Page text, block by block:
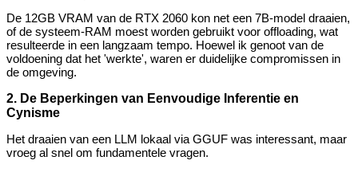
De 12GB VRAM van de RTX 2060 kon net een 7B-model draaien,
of de systeem-RAM moest worden gebruikt voor offloading, wat
resulteerde in een langzaam tempo. Hoewel ik genoot van de
voldoening dat het 'werkte', waren er duidelijke compromissen in
de omgeving.
2. De Beperkingen van Eenvoudige Inferentie en
Cynisme
Het draaien van een LLM lokaal via GGUF was interessant, maar
vroeg al snel om fundamentele vragen.